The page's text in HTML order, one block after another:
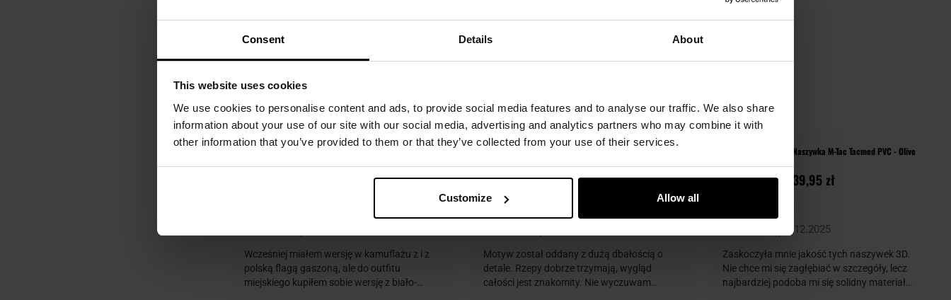
Consent Details About
This website uses cookies
We use cookies to personalise content and ads, to provide social media features and to analyse our traffic. We also share
information about your use of our site with our social media, advertising and analytics partners who may combine it with
other information that you’ve provided to them or that they’ve collected from your use of their services.
Customize Allow all
Produktów na stronę
NAJNOWSZE OPINIE
Naszywka flaga Polski - Punisher 75
x 45 mm
Wcześniej miałem wersję w kamuflażu z i z
polską flagą gaszoną, ale do outfitu
miejskiego kupiłem sobie wersję z biało-
PVC - White/Coyote
39,95 zł
Motyw został oddany z dużą dbałością o
detale. Rzepy dobrze trzymają, wygląd
całości jest znakomity. Nie wyczuwam
Naszywka M-Tac Tacmed PVC - Olive
39,95 zł
01.12.2025
Zaskoczyła mnie jakość tych naszywek 3D.
Nie chce mi się zagłębiać w szczegóły, lecz
najbardziej podoba mi się solidny materiał